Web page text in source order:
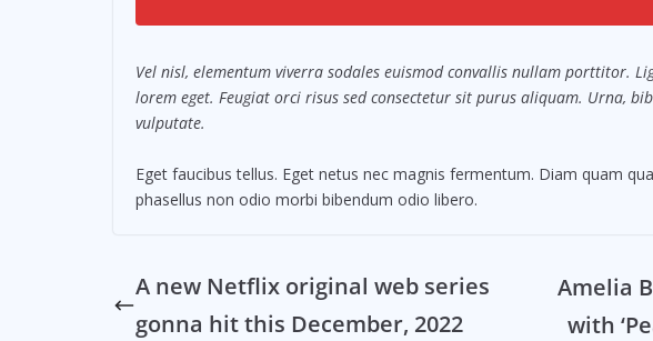
Vel nisl, elementum viverra sodales euismod convallis nullam porttitor.
lorem eget. Feugiat orci risus sed consectetur sit purus aliquam. Urna,
vulputate.
Eget faucibus tellus. Eget netus nec magnis fermentum. Diam quam
phasellus non odio morbi bibendum odio libero.
A new Netflix original web series
gonna hit this December, 2022
Amelia
with